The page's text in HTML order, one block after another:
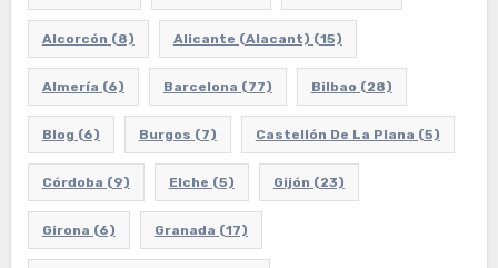
Alcorcón (8) Alicante (Alacant) (15)
Almería (6) Barcelona (77) Bilbao (28)
Blog (6) Burgos (7) Castellón De La Plana (5)
Córdoba (9) Elche (5) Gijón (23)
Girona (6) Granada (17)